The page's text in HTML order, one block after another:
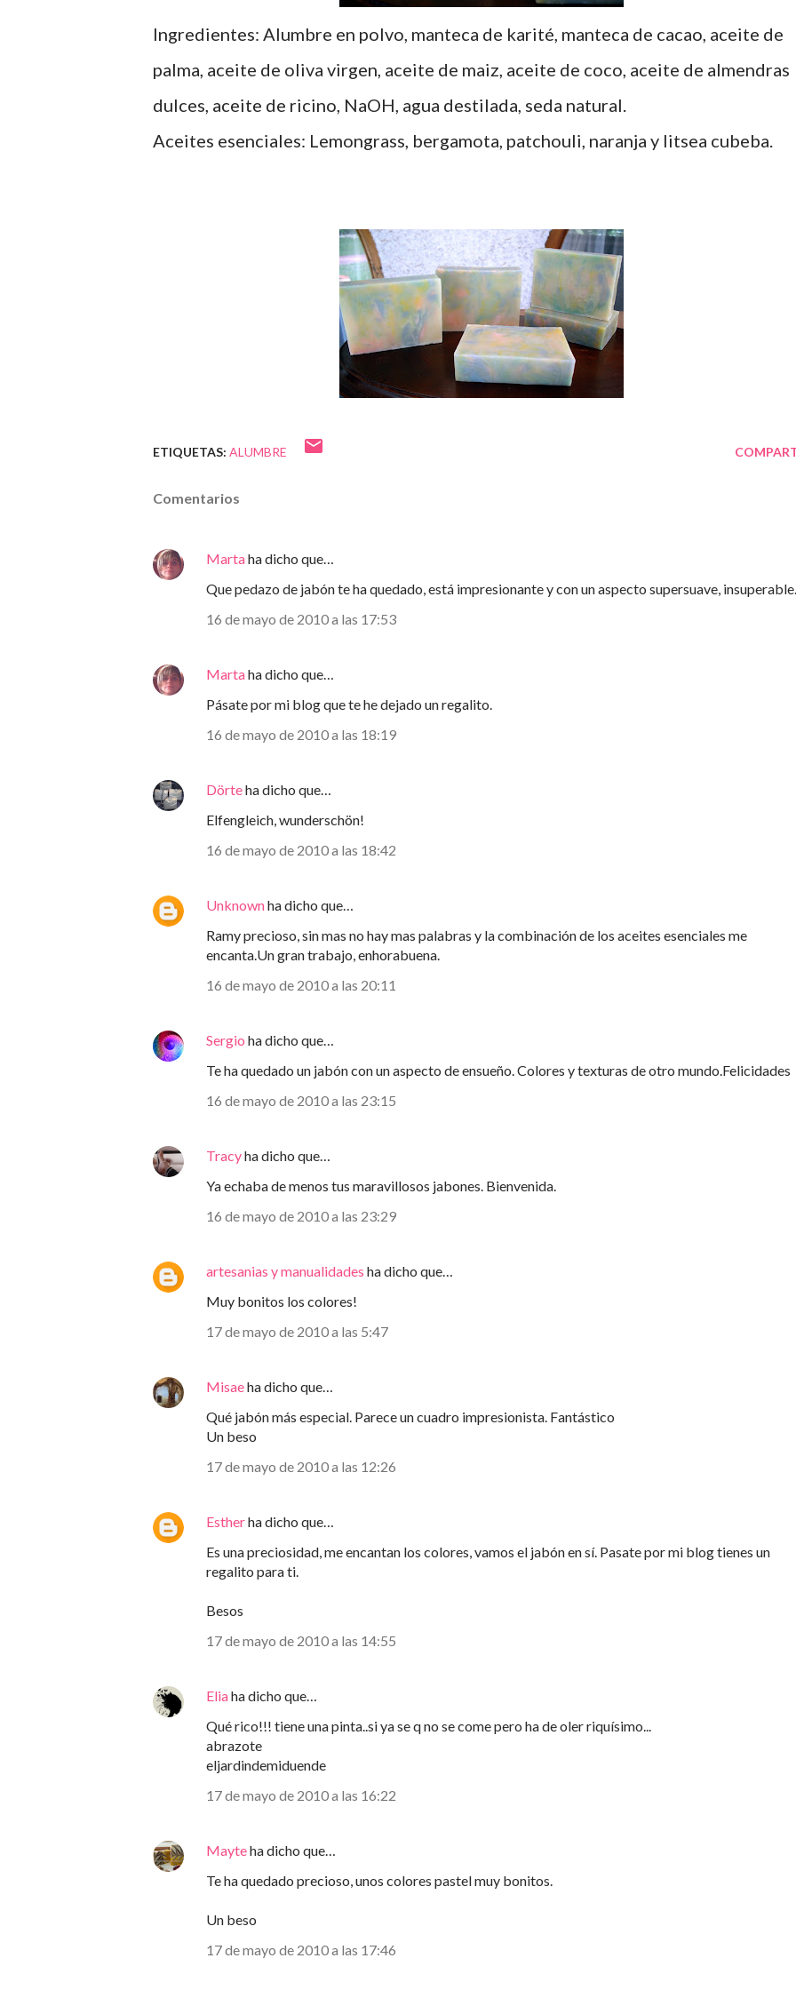
Ingredientes: Alumbre en polvo, manteca de karité, manteca de cacao, aceite de
palma, aceite de oliva virgen, aceite de maiz, aceite de coco, aceite de almendras
dulces, aceite de ricino, NaOH, agua destilada, seda natural.
Aceites esenciales: Lemongrass, bergamota, patchouli, naranja y litsea cubeba.
ETIQUETAS: ALUMBRE
Comentarios
Martaha dicho que…
Que pedazo de jabón te ha quedado, está impresionante y con un aspecto supersuave, insuperable.
16 de mayo de 2010 a las 17:53
Martaha dicho que…
Pásate por mi blog que te he dejado un regalito.
16 de mayo de 2010 a las 18:19
Dörteha dicho que…
Elfengleich, wunderschön!
16 de mayo de 2010 a las 18:42
Unknownha dicho que…
Ramy precioso, sin mas no hay mas palabras y la combinación de los aceites esenciales me
encanta.Un gran trabajo, enhorabuena.
16 de mayo de 2010 a las 20:11
Sergio ha dicho que…
Te ha quedado un jabón con un aspecto de ensueño. Colores y texturas de otro mundo.Felicidades
16 de mayo de 2010 a las 23:15
Tracyha dicho que…
Ya echaba de menos tus maravillosos jabones. Bienvenida.
16 de mayo de 2010 a las 23:29
artesanias y manualidades ha dicho que…
Muy bonitos los colores!
17 de mayo de 2010 a las 5:47
Misaeha dicho que…
Qué jabón más especial. Parece un cuadro impresionista. Fantástico
Un beso
17 de mayo de 2010 a las 12:26
Estherha dicho que…
Es una preciosidad, me encantan los colores, vamos el jabón en sí. Pasate por mi blog tienes un
regalito para ti.
Besos
17 de mayo de 2010 a las 14:55
Eliaha dicho que…
Qué rico!!! tiene una pinta..si ya se q no se come pero ha de oler riquísimo...
abrazote
eljardindemiduende
17 de mayo de 2010 a las 16:22
Mayteha dicho que…
Te ha quedado precioso, unos colores pastel muy bonitos.
Un beso
17 de mayo de 2010 a las 17:46